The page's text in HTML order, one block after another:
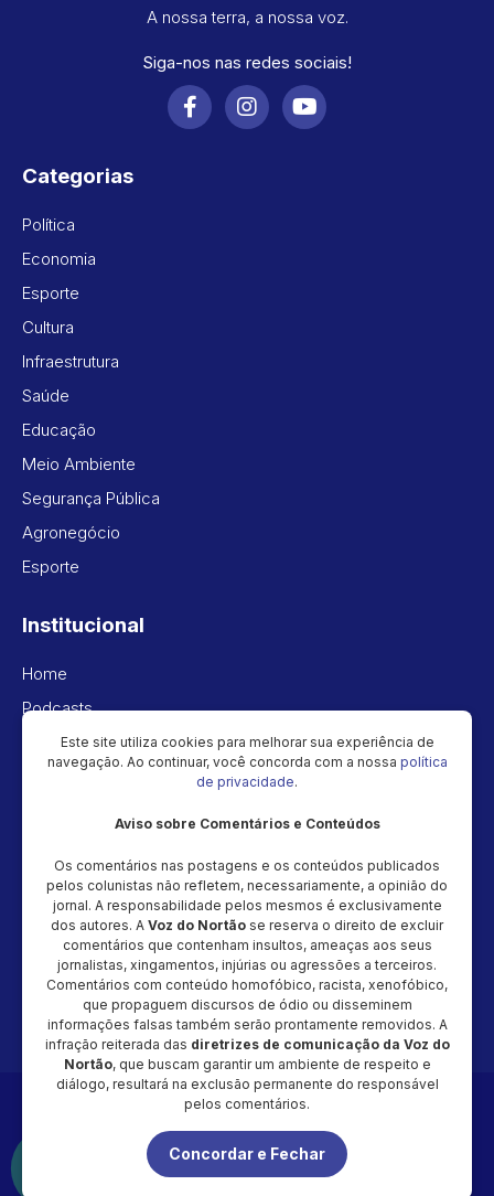
A nossa terra, a nossa voz.
Siga-nos nas redes sociais!
Categorias
Política
Economia
Esporte
Cultura
Infraestrutura
Saúde
Educação
Meio Ambiente
Segurança Pública
Agronegócio
Esporte
Institucional
Home
Podcasts
Vídeos
Política de privacidade
Newsletter
Cadastre seu e-mail e receba as novidades!
Cadastrar
Copyright © 2026 - Magic Video Produção – CNPJ: 48.034.154/0001-
É proibida a reprodução total ou parcial do conteúdo desta página,
em qualquer meio (impresso ou eletrônico), sem autorização
Este site utiliza cookies para melhorar sua experiência de
navegação. Ao continuar, você concorda com a nossa política
de privacidade.
Aviso sobre Comentários e Conteúdos
Os comentários nas postagens e os conteúdos publicados
pelos colunistas não refletem, necessariamente, a opinião do
jornal. A responsabilidade pelos mesmos é exclusivamente
dos autores. A Voz do Nortão se reserva o direito de excluir
comentários que contenham insultos, ameaças aos seus
jornalistas, xingamentos, injúrias ou agressões a terceiros.
Comentários com conteúdo homofóbico, racista, xenofóbico,
que propaguem discursos de ódio ou disseminem
informações falsas também serão prontamente removidos. A
infração reiterada das diretrizes de comunicação da Voz do
Nortão, que buscam garantir um ambiente de respeito e
diálogo, resultará na exclusão permanente do responsável
pelos comentários.
Concordar e Fechar